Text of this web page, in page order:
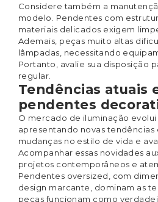
Considere também a
modelo. Pendentes com
materiais delicados exigem
Ademais, peças muito altas
lâmpadas, necessitando
Portanto, avalie sua disposição
regular.
Tendências atuais
pendentes
O mercado de iluminação
apresentando novas
mudanças no estilo de vida e
Acompanhar essas novidades
projetos contemporâneos e
Pendentes oversized, com
design marcante, dominam as
peças funcionam como